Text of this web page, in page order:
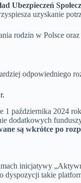
Ubezpieczeń
uzyskanie
rodzin w Polsce
odpowiedniego
1 października 2024
dodatkowych
są wkrótce po
inicjatywy
dyspozycji takie